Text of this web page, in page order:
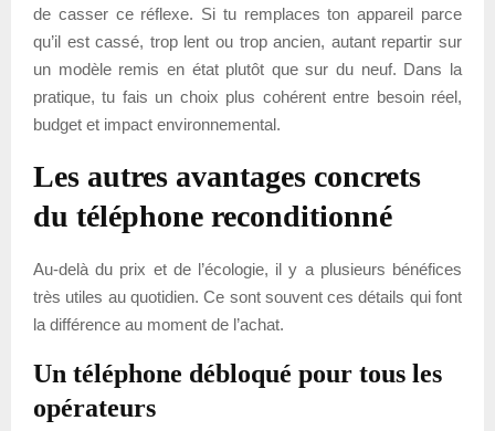
de casser ce réflexe. Si tu remplaces ton appareil parce
qu’il est cassé, trop lent ou trop ancien, autant repartir sur
un modèle remis en état plutôt que sur du neuf. Dans la
pratique, tu fais un choix plus cohérent entre besoin réel,
budget et impact environnemental.
Les autres avantages concrets
du téléphone reconditionné
Au-delà du prix et de l’écologie, il y a plusieurs bénéfices
très utiles au quotidien. Ce sont souvent ces détails qui font
la différence au moment de l’achat.
Un téléphone débloqué pour tous les
opérateurs